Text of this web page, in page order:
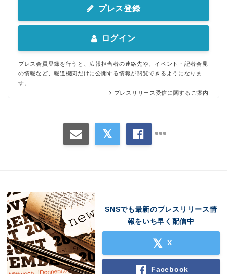
プレス登録
ログイン
プレス会員登録を行うと、広報担当者の連絡先や、イベント・記者会見
の情報など、報道機関だけに公開する情報が閲覧できるようになりま
す。
プレスリリース受信に関するご案内
SNSでも最新のプレスリリース情
報をいち早く配信中
X
Facebook